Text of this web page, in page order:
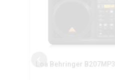
Loa Behringer B207MP3